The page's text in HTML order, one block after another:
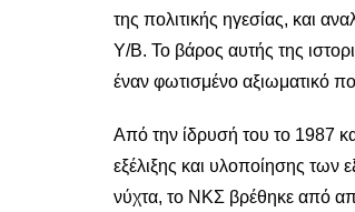
της πολιτικής ηγεσίας, και
Υ/Β. Το βάρος αυτής της
έναν φωτισμένο αξιωματικό
Από την ίδρυσή του το 1987
εξέλιξης και υλοποίησης
νύχτα, το ΝΚΣ βρέθηκε από